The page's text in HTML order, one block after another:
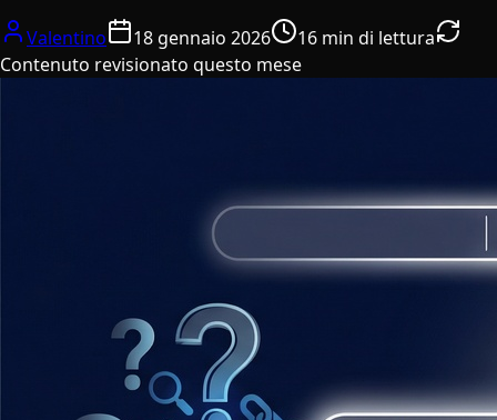
Valentino 18 gennaio 2026
16 min di lettura
Contenuto revisionato questo mese